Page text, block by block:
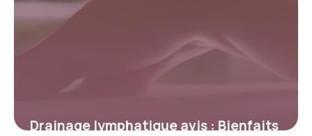
Drainage lymphatique avis : Bienfaits